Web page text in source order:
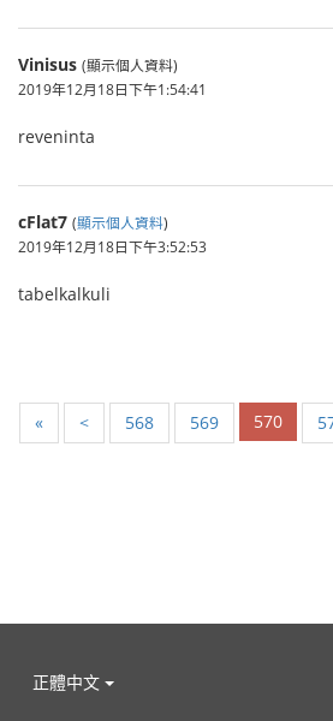
Vinisus (顯示個人資料)
2019年12月18日下午1:54:41
reveninta
cFlat7 (顯示個人資料)
2019年12月18日下午3:52:53
tabelkalkuli
« < 568 569 570
正體中文